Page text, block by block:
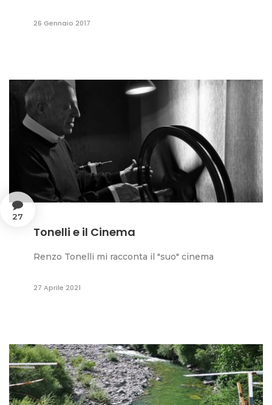
26 Gennaio 2017
27
Tonelli e il Cinema
Renzo Tonelli mi racconta il "suo" cinema
27 Aprile 2021